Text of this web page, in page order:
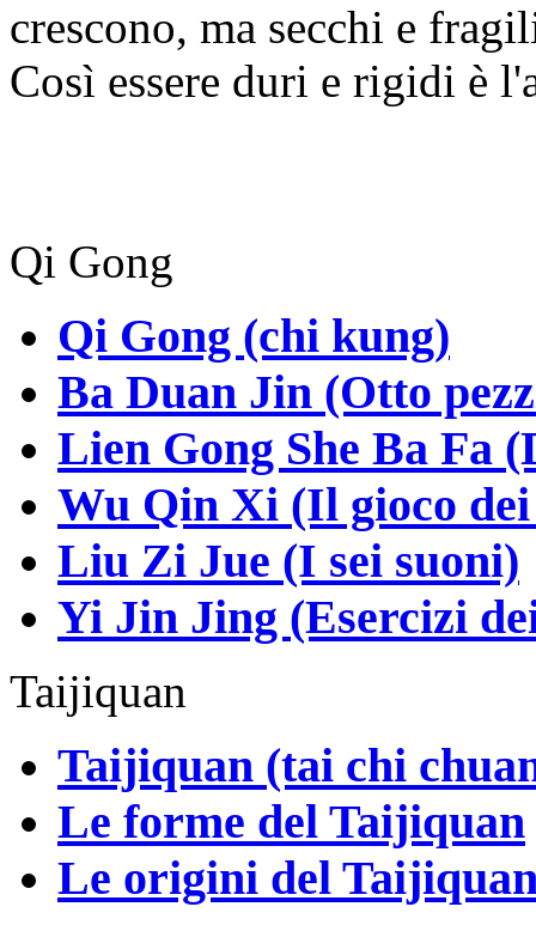
crescono, ma secchi e
Così essere duri e rigidi è
Qi Gong
Qi Gong (chi kung)
Ba Duan Jin (Otto
Lien Gong She Ba Fa
Wu Qin Xi (Il gioco
Liu Zi Jue (I sei suoni)
Yi Jin Jing (Esercizi
Taijiquan
Taijiquan (tai chi
Le forme del Taijiquan
Le origini del